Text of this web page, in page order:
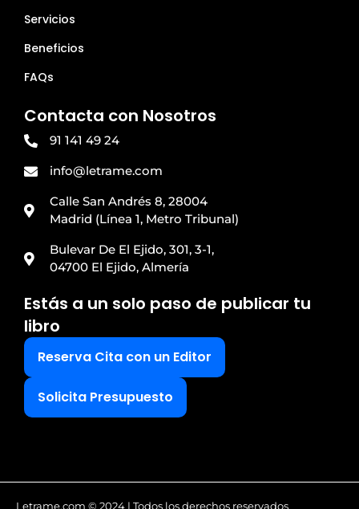
Servicios
Beneficios
FAQs
Contacta con Nosotros
91 141 49 24
info@letrame.com
Calle San Andrés 8, 28004
Madrid (Línea 1, Metro Tribunal)
Bulevar De El Ejido, 301, 3-1,
04700 El Ejido, Almería
Estás a un solo paso de publicar tu
libro
Reserva Cita con un Editor
Solicita Presupuesto
Letrame.com © 2024 | Todos los derechos reservados